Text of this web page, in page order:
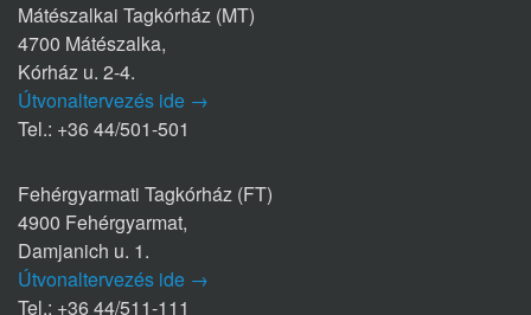
Mátészalkai Tagkórház (MT)
4700 Mátészalka,
Kórház u. 2-4.
Útvonaltervezés ide →
Tel.: +36 44/501-501
Fehérgyarmati Tagkórház (FT)
4900 Fehérgyarmat,
Damjanich u. 1.
Útvonaltervezés ide →
Tel.: +36 44/511-111